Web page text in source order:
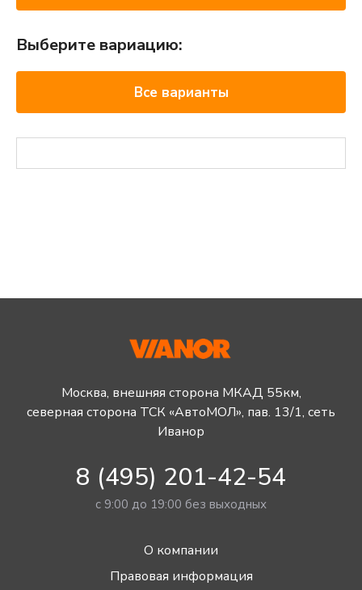
Выберите вариацию:
Все варианты
Москва, внешняя сторона МКАД 55км,
северная сторона ТСК «АвтоМОЛ», пав. 13/1, сеть
Иванор
8 (495) 201-42-54
с 9:00 до 19:00 без выходных
О компании
Правовая информация